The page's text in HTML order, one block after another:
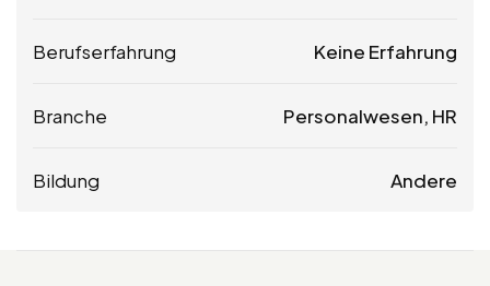
Berufserfahrung Keine Erfahrung
Branche Personalwesen, HR
Bildung Andere